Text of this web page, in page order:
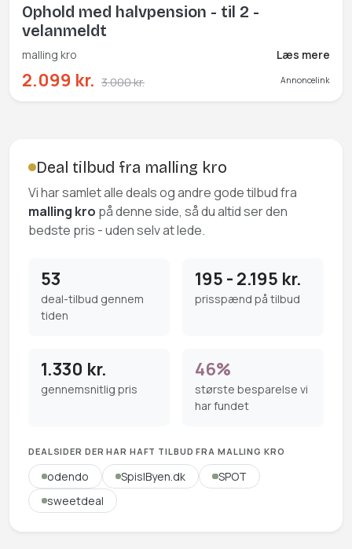
Ophold med halvpension - til 2 -
velanmeldt
malling kro Læs mere
2.099 kr. 3.000 kr. Annoncelink
Deal tilbud fra malling kro
Vi har samlet alle deals og andre gode tilbud fra
malling kro på denne side, så du altid ser den
bedste pris - uden selv at lede.
53
deal-tilbud gennem
tiden
195 - 2.195 kr.
prisspænd på tilbud
1.330 kr.
gennemsnitlig pris
46%
største besparelse vi
har fundet
DEALSIDER DER HAR HAFT TILBUD FRA MALLING KRO
odendo SpisIByen.dk
SPOT
sweetdeal